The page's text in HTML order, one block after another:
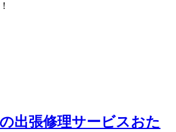
出張修理サービスおた